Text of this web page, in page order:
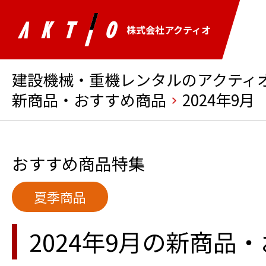
株式会社アクティオ
建設機械・重機レンタルのアクティ
新商品・おすすめ商品
2024年9月
おすすめ商品特集
夏季商品
2024年9月の新商品